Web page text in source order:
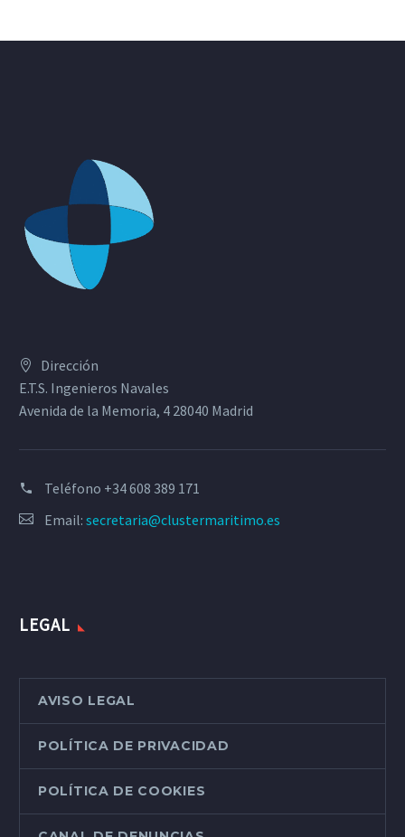
Dirección
E.T.S. Ingenieros Navales
Avenida de la Memoria, 4 28040 Madrid
Teléfono +34 608 389 171
Email: secretaria@clustermaritimo.es
LEGAL
AVISO LEGAL
POLÍTICA DE PRIVACIDAD
POLÍTICA DE COOKIES